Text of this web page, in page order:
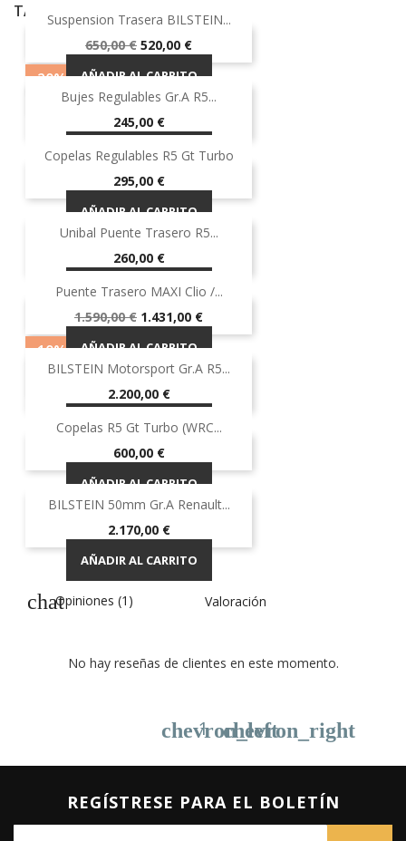
TAMBIÉN PODRÍA INTERESARLE
¡EN OFERTA!
-20%
Suspension Trasera BILSTEIN...
Precio
650,00 € Precio
520,00 €
AÑADIR AL CARRITO
¡EN OFERTA!
Bujes Regulables Gr.A R5...
Precio
245,00 €
AÑADIR AL CARRITO
Copelas Regulables R5 Gt Turbo
Precio
295,00 €
AÑADIR AL CARRITO
Unibal Puente Trasero R5...
Precio
260,00 €
AÑADIR AL CARRITO
¡EN OFERTA!
-10%
Puente Trasero MAXI Clio /...
Precio
1.590,00 € Precio
1.431,00 €
AÑADIR AL CARRITO
BILSTEIN Motorsport Gr.A R5...
Precio
2.200,00 €
AÑADIR AL CARRITO
Copelas R5 Gt Turbo (WRC...
Precio
600,00 €
AÑADIR AL CARRITO
BILSTEIN 50mm Gr.A Renault...
Precio
2.170,00 €
AÑADIR AL CARRITO
Opiniones (1) Valoración
No hay reseñas de clientes en este momento.
chevron_left
1 chevron_right
REGÍSTRESE PARA EL BOLETÍN